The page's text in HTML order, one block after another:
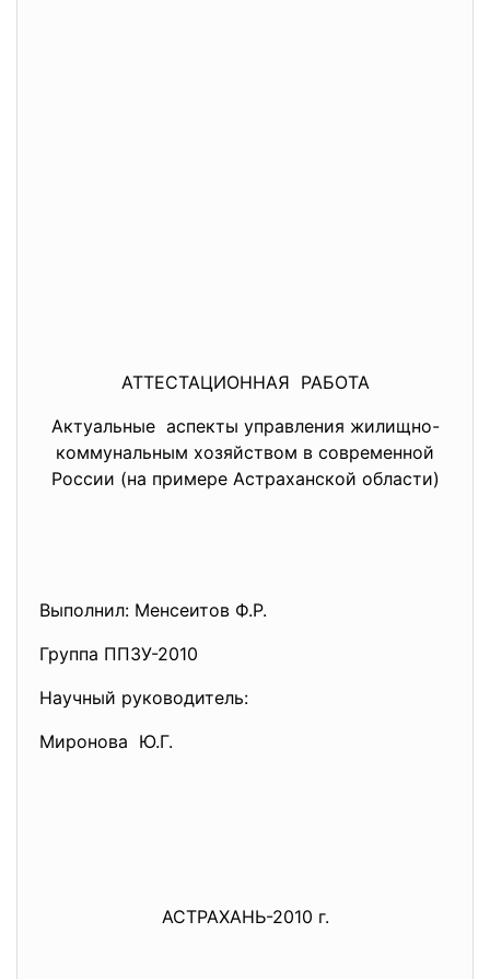
АТТЕСТАЦИОННАЯ РАБОТА
Актуальные аспекты управления жилищно-
коммунальным хозяйством в современной
России (на примере Астраханской области)
Выполнил: Менсеитов Ф.Р.
Группа ППЗУ-2010
Научный руководитель:
Миронова Ю.Г.
АСТРАХАНЬ-2010 г.